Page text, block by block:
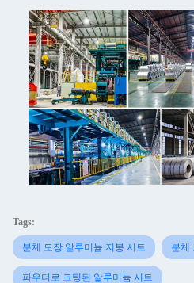
Tags:
분체 도장 알루미늄 지붕 시트 분체
파우더로 코팅된 알루미늄 시트